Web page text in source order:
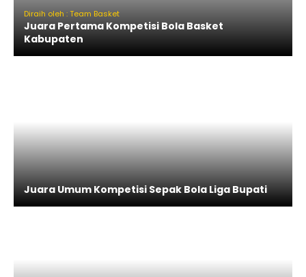
Diraih oleh : Team Basket
Juara Pertama Kompetisi Bola Basket
Kabupaten
Juara Umum Kompetisi Sepak Bola Liga Bupati